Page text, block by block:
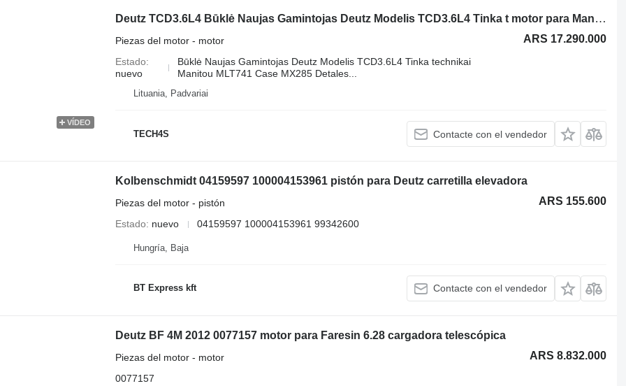
VÍDEO
Deutz TCD3.6L4 Būklė Naujas Gamintojas Deutz Modelis TCD3.6L4 Tinka t motor para Manitou MLT41 cargadora telescópica
ARS 17.290.000
Piezas del motor - motor
Estado
nuevo
Būklė Naujas Gamintojas Deutz Modelis TCD3.6L4 Tinka technikai
Manitou MLT741 Case MX285 Detales...
Lituania, Padvariai
TECH4S Contacte con el vendedor
Kolbenschmidt 04159597 100004153961 pistón para Deutz carretilla elevadora
ARS 155.600
Piezas del motor - pistón
Estado
nuevo 04159597 100004153961 99342600
Hungría, Baja
BT Express kft Contacte con el vendedor
Deutz BF 4M 2012 0077157 motor para Faresin 6.28 cargadora telescópica
ARS 8.832.000
Piezas del motor - motor
0077157